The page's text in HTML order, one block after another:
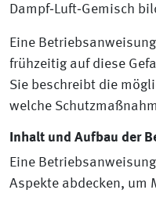
Dampf‑Luft‑Gemisch
Eine
frühzeitig auf diese
Sie beschreibt die
welche
Inhalt und Aufbau der
Eine
Aspekte abdecken, um